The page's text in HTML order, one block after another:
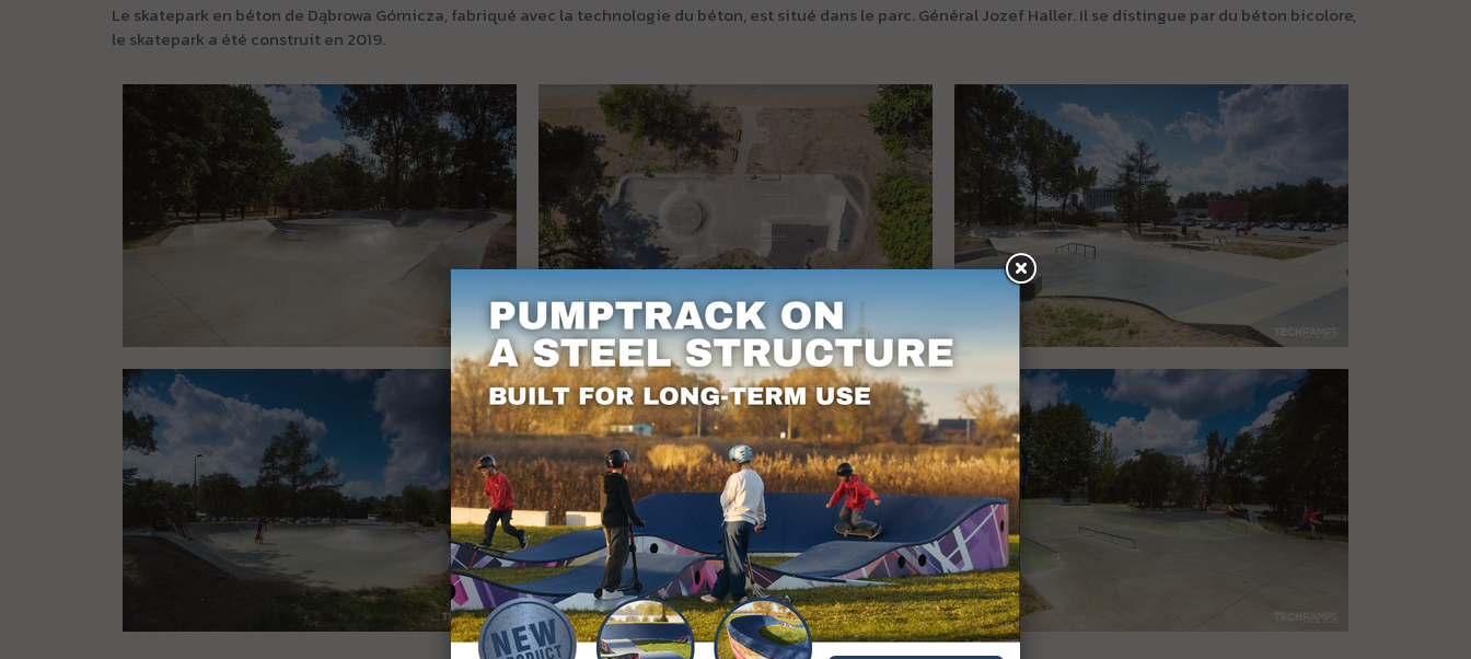
Le skatepark en béton de Dąbrowa Górnicza, fabriqué avec la technologie du béton, est situé dans le parc. Général Jozef Haller. Il se distingue par du béton bicolore,
le skatepark a été construit en 2019.